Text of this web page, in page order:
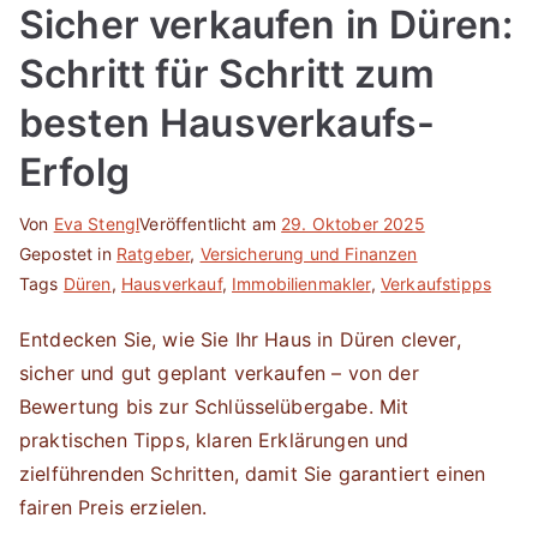
Sicher verkaufen in Düren:
Schritt für Schritt zum
besten Hausverkaufs-
Erfolg
Von Eva StenglVeröffentlicht am 29. Oktober 2025
Gepostet in Ratgeber, Versicherung und Finanzen
Tags Düren, Hausverkauf, Immobilienmakler, Verkaufstipps
Entdecken Sie, wie Sie Ihr Haus in Düren clever,
sicher und gut geplant verkaufen – von der
Bewertung bis zur Schlüsselübergabe. Mit
praktischen Tipps, klaren Erklärungen und
zielführenden Schritten, damit Sie garantiert einen
fairen Preis erzielen.